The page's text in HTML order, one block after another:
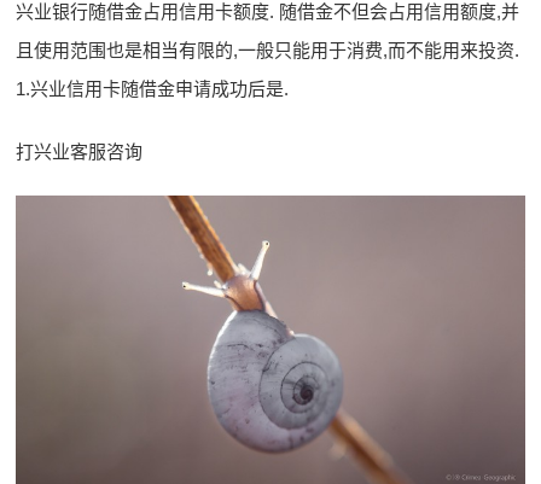
兴业银行随借金占用信用卡额度. 随借金不但会占用信用额度,并
且使用范围也是相当有限的,一般只能用于消费,而不能用来投资.
1.兴业信用卡随借金申请成功后是.
打兴业客服咨询